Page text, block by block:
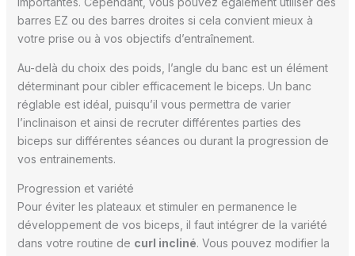
barres EZ ou des barres droites si cela convient mieux à
votre prise ou à vos objectifs d’entraînement.
Au-delà du choix des poids, l’angle du banc est un élément
déterminant pour cibler efficacement le biceps. Un banc
réglable est idéal, puisqu’il vous permettra de varier
l’inclinaison et ainsi de recruter différentes parties des
biceps sur différentes séances ou durant la progression de
vos entrainements.
Progression et variété
Pour éviter les plateaux et stimuler en permanence le
développement de vos biceps, il faut intégrer de la variété
dans votre routine de curl incliné. Vous pouvez modifier la